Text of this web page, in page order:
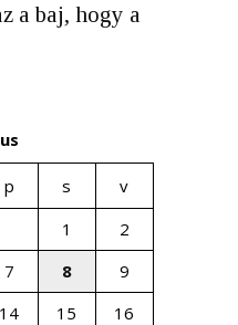
a baj, hogy a
p s
v
1
2
7 8
9
14 15
16